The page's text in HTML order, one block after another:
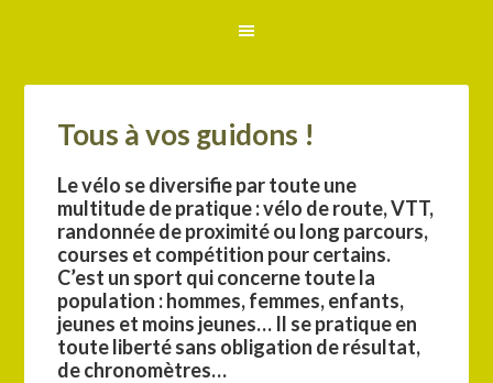
Tous à vos guidons !
Le vélo se diversifie par toute une
multitude de pratique : vélo de route, VTT,
randonnée de proximité ou long parcours,
courses et compétition pour certains.
C’est un sport qui concerne toute la
population : hommes, femmes, enfants,
jeunes et moins jeunes… Il se pratique en
toute liberté sans obligation de résultat,
de chronomètres…